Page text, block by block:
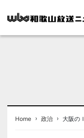
Home › 政治 › 大阪の